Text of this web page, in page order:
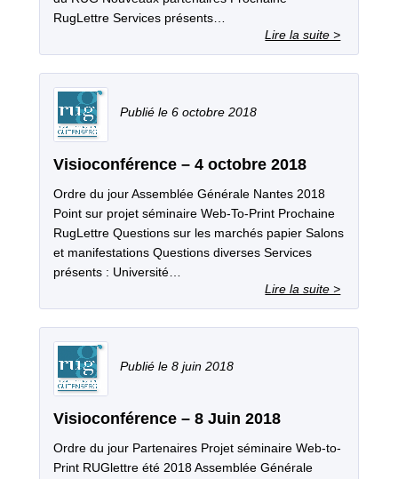
RugLettre Services présents…
Visioconférence – 4 octobre 2018
Ordre du jour Assemblée Générale Nantes 2018
Point sur projet séminaire Web-To-Print Prochaine
RugLettre Questions sur les marchés papier Salons
et manifestations Questions diverses Services
présents : Université…
6 octobre 2018
Visioconférence – 8 Juin 2018
Ordre du jour Partenaires Projet séminaire Web-to-
Print RUGlettre été 2018 Assemblée Générale
8 juin 2018